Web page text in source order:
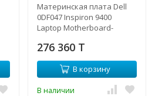
Материнская плата Dell
0DF047 Inspiron 9400
Laptop Motherboard-
276 360 T
В корзину
В наличии